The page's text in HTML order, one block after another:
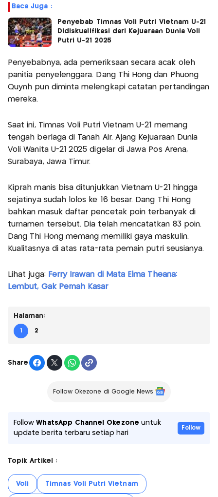
Baca Juga :
Penyebab Timnas Voli Putri Vietnam U-21
Didiskualifikasi dari Kejuaraan Dunia Voli
Putri U-21 2025
Penyebabnya, ada pemeriksaan secara acak oleh
panitia penyelenggara. Dang Thi Hong dan Phuong
Quynh pun diminta melengkapi catatan pertandingan
mereka.
Saat ini, Timnas Voli Putri Vietnam U-21 memang
tengah berlaga di Tanah Air. Ajang Kejuaraan Dunia
Voli Wanita U-21 2025 digelar di Jawa Pos Arena,
Surabaya, Jawa Timur.
Kiprah manis bisa ditunjukkan Vietnam U-21 hingga
sejatinya sudah lolos ke 16 besar. Dang Thi Hong
bahkan masuk daftar pencetak poin terbanyak di
turnamen tersebut. Dia telah mencatatkan 83 poin.
Dang Thi Hong memang memiliki gaya maskulin.
Kualitasnya di atas rata-rata pemain putri seusianya.
Lihat juga: Ferry Irawan di Mata Elma Theana:
Lembut, Gak Pernah Kasar
Halaman:
1 2
Share
Follow Okezone di Google News
FollowWhatsApp Channel Okezone untuk
update berita terbaru setiap hari
Follow
Topik Artikel :
Voli Timnas Voli Putri Vietnam